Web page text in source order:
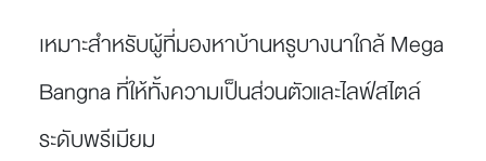
เหมาะสำหรับผู้ที่มองหาบ้านหรูบางนาใกล้ Mega
Bangna ที่ให้ทั้งความเป็นส่วนตัวและไลฟ์สไตล์
ระดับพรีเมียม